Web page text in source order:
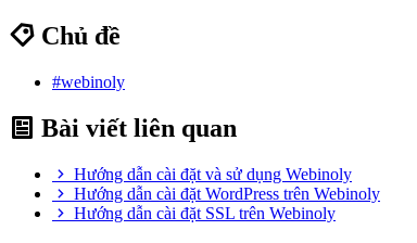
Chủ đề
#webinoly
Bài viết liên quan
Hướng dẫn cài đặt và sử dụng Webinoly
Hướng dẫn cài đặt WordPress trên Webinoly
Hướng dẫn cài đặt SSL trên Webinoly